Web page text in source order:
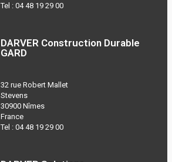
Tel :04 48 19 29 00
DARVER Construction Durable
GARD
32 rue Robert Mallet
Stevens
30900 Nîmes
France
Tel :04 48 19 29 00